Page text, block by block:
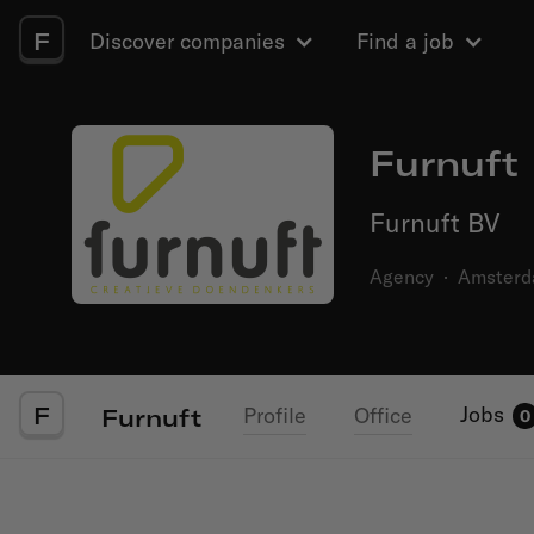
F Discover companies Find a job
Furnuft
Furnuft BV
Agency ·
F Furnuft Profile Office Jobs 0